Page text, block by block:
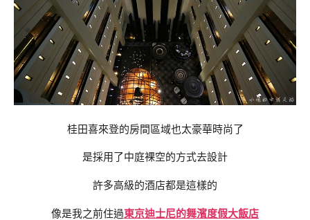
桂田喜來登的房間區域也太豪華時尚了
是採用了中庭裸空的方式去設計
許多高級的酒店都是這樣的
像是我之前住過東京迪士尼的舞濱度假大飯店